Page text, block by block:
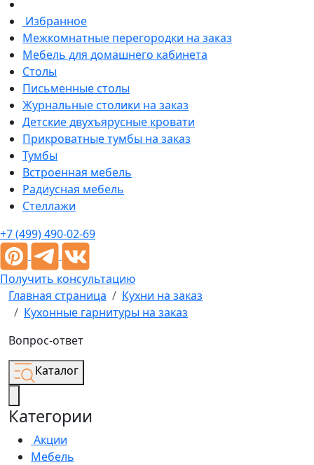
Избранное
Межкомнатные перегородки на заказ
Мебель для домашнего кабинета
Столы
Письменные столы
Журнальные столики на заказ
Детские двухъярусные кровати
Прикроватные тумбы на заказ
Тумбы
Встроенная мебель
Радиусная мебель
Стеллажи
+7 (499) 490-02-69
Получить консультацию
Главная страница
Кухни на заказ
Кухонные гарнитуры на заказ
Вопрос-ответ
Каталог
Категории
Акции
Мебель